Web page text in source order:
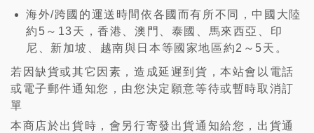
海外/跨國的運送時間依各國而有所不同，中國大陸
約5～13天，香港、澳門、泰國、馬來西亞、印
尼、新加坡、越南與日本等國家地區約2～5天。
若因缺貨或其它因素，造成延遲到貨，本站會以電話
或電子郵件通知您，由您決定願意等待或暫時取消訂
單
本商店於出貨時，會另行寄發出貨通知給您，出貨通